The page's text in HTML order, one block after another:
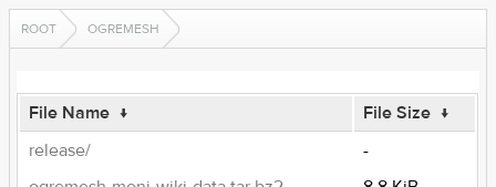
ROOT OGREMESH
File Name ↓ File Size ↓
release/
-